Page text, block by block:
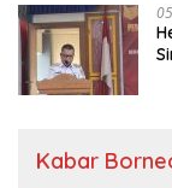
Kabar